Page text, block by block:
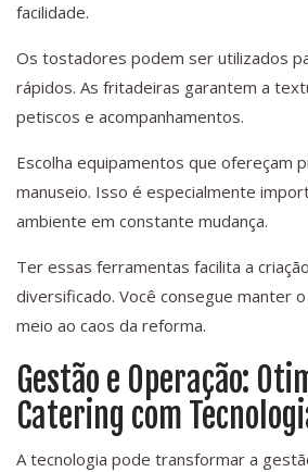
facilidade.
Os tostadores podem ser utilizados
rápidos. As fritadeiras garantem a
petiscos e acompanhamentos.
Escolha equipamentos que ofereçam
manuseio. Isso é especialmente
ambiente em constante mudança.
Ter essas ferramentas facilita a
diversificado. Você consegue manter
meio ao caos da reforma.
Gestão e Operação:
Catering com
A tecnologia pode transformar a